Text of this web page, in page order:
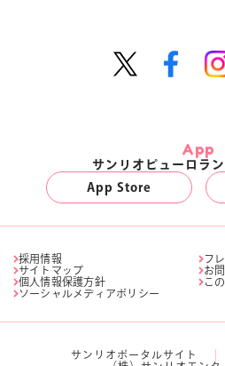
App
サンリオピューロラ
App Store
採用情報
フ
サイトマップ
お
個人情報保護方針
こ
ソーシャルメディアポリシー
サンリオポータルサイト